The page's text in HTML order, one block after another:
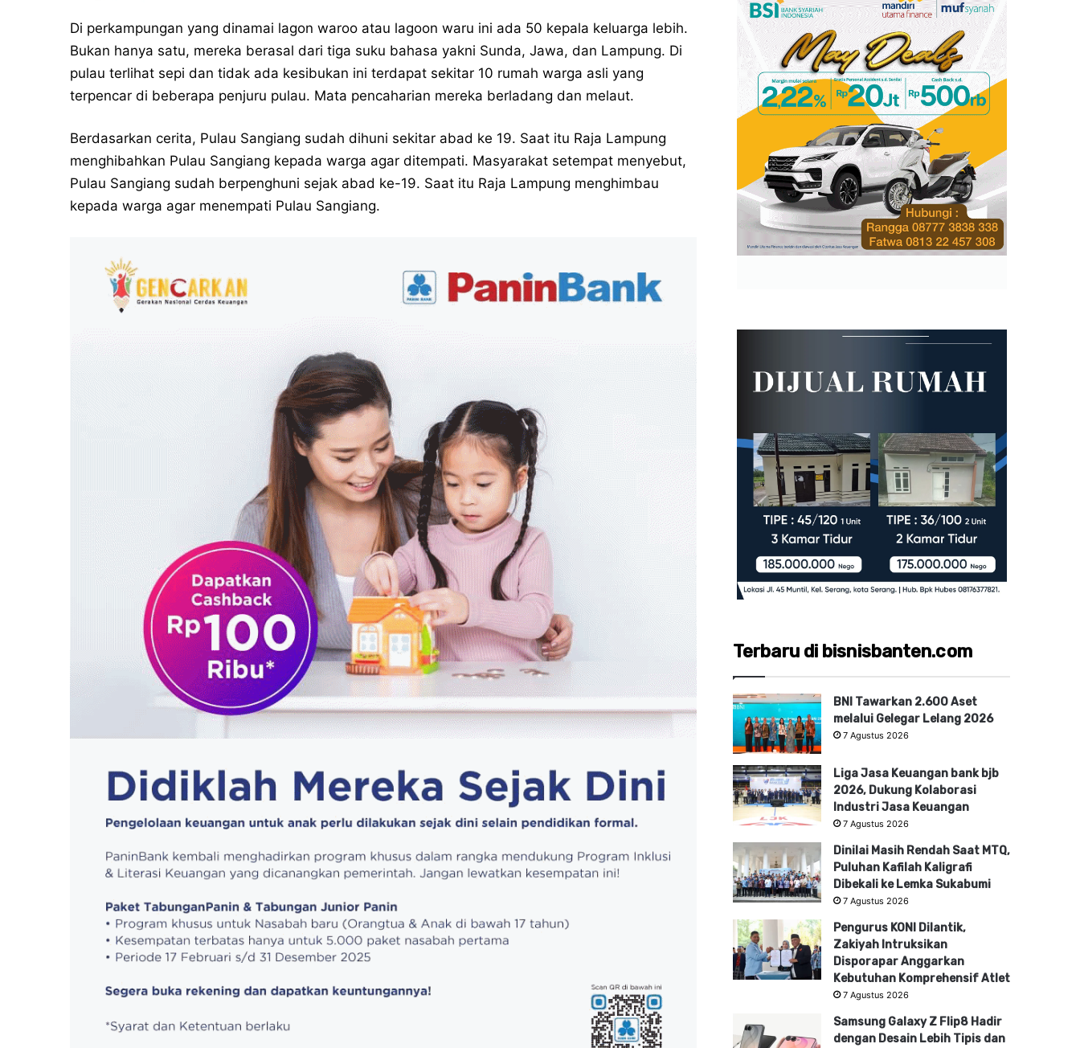
Di perkampungan yang dinamai lagon waroo atau lagoon waru ini ada 50 kepala keluarga lebih.
Bukan hanya satu, mereka berasal dari tiga suku bahasa yakni Sunda, Jawa, dan Lampung. Di
pulau terlihat sepi dan tidak ada kesibukan ini terdapat sekitar 10 rumah warga asli yang
terpencar di beberapa penjuru pulau. Mata pencaharian mereka berladang dan melaut.
Berdasarkan cerita, Pulau Sangiang sudah dihuni sekitar abad ke 19. Saat itu Raja Lampung
menghibahkan Pulau Sangiang kepada warga agar ditempati. Masyarakat setempat menyebut,
Pulau Sangiang sudah berpenghuni sejak abad ke-19. Saat itu Raja Lampung menghimbau
kepada warga agar menempati Pulau Sangiang.
Terbaru di bisnisbanten.com
BNI Tawarkan 2.600 Aset
melalui Gelegar Lelang 2026
7 Agustus 2026
Liga Jasa Keuangan bank bjb
2026, Dukung Kolaborasi
Industri Jasa Keuangan
7 Agustus 2026
Dinilai Masih Rendah Saat MTQ,
Puluhan Kafilah Kaligrafi
Dibekali ke Lemka Sukabumi
7 Agustus 2026
Pengurus KONI Dilantik,
Zakiyah Intruksikan
Disporapar Anggarkan
Kebutuhan Komprehensif Atlet
7 Agustus 2026
Samsung Galaxy Z Flip8 Hadir
dengan Desain Lebih Tipis dan